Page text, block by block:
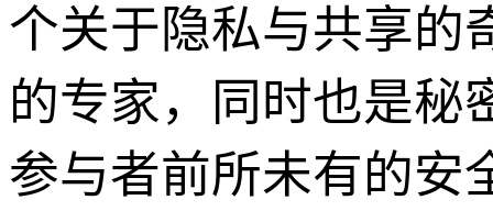
个关于隐私与共享的
的专家，同时也是秘
参与者前所未有的安